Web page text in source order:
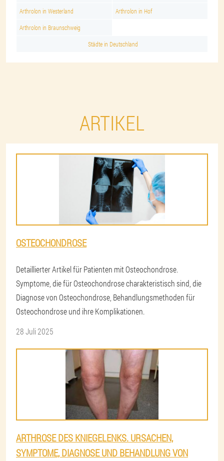
Arthrolon in Westerland Arthrolon in Hof
Arthrolon in Braunschweig
Städte in Deutschland
ARTIKEL
OSTEOCHONDROSE
Detaillierter Artikel für Patienten mit Osteochondrose.
Symptome, die für Osteochondrose charakteristisch sind, die
Diagnose von Osteochondrose, Behandlungsmethoden für
Osteochondrose und ihre Komplikationen.
28 Juli 2025
ARTHROSE DES KNIEGELENKS. URSACHEN,
SYMPTOME, DIAGNOSE UND BEHANDLUNG VON